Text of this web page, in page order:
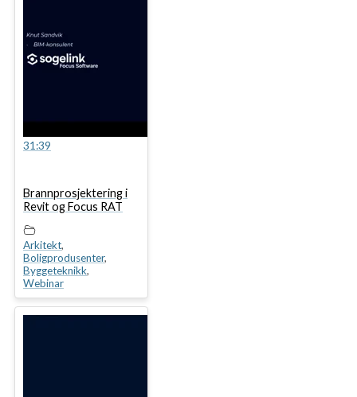
31:39
Brannprosjektering i
Revit og Focus RAT
Arkitekt,
Boligprodusenter,
Byggeteknikk,
Webinar